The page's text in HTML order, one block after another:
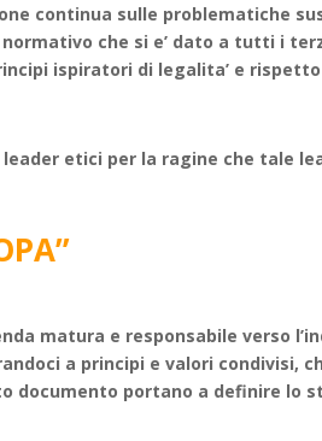
continua sulle problematiche
che si e’ dato a tutti i
ispiratori di legalita’ e
etici per la ragine che tale
matura e responsabile verso
a principi e valori condivisi,
documento portano a definire lo